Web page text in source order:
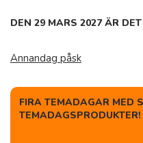
DEN 29 MARS 2027 ÄR DET
Annandag påsk
FIRA TEMADAGAR MED
TEMADAGSPRODUKTER!